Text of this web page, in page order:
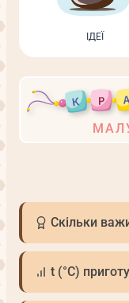
ІДЕЇ
Скільки
t (°С)